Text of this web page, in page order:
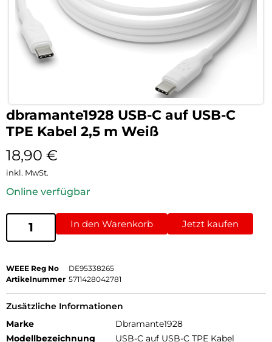
dbramante1928 USB-C auf USB-C
TPE Kabel 2,5 m Weiß
18,90 €
inkl. MwSt.
Online verfügbar
In den Warenkorb Jetzt kaufen
WEEE Reg No
DE95338265
Artikelnummer 5711428042781
Zusätzliche Informationen
Marke
Dbramante1928
Modellbezeichnung
USB-C auf USB-C TPE Kabel